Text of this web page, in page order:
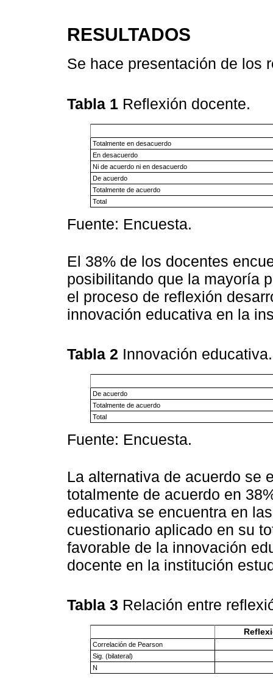
RESULTADOS
Se hace presentación de los
Tabla 1 Reflexión docente.
Totalmente en desacuerdo
En desacuerdo
Ni de acuerdo ni en desacuerdo
De acuerdo
Totalmente de acuerdo
Total
Fuente: Encuesta.
El 38% de los docentes
posibilitando que la mayoría
el proceso de reflexión
innovación educativa en la
Tabla 2 Innovación
De acuerdo
Totalmente de acuerdo
Total
Fuente: Encuesta.
La alternativa de acuerdo se
totalmente de acuerdo en
educativa se encuentra en
cuestionario aplicado en su
favorable de la innovación
docente en la institución
Tabla 3 Relación entre
Correlación de Pearson
Sig. (bilateral)
N